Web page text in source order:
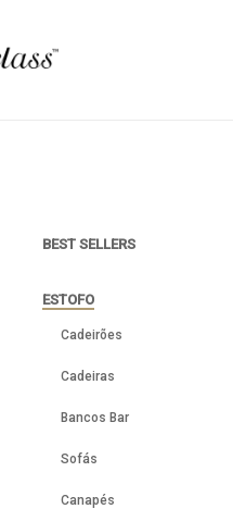
BEST SELLERS
ESTOFO
Cadeirões
Cadeiras
Bancos Bar
Sofás
Canapés